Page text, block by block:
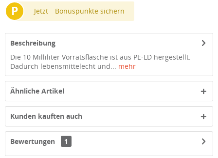
P Jetzt Bonuspunkte sichern
Beschreibung
Die 10 Milliliter Vorratsflasche ist aus PE-LD hergestellt.
Dadurch lebensmittelecht und... mehr
Ähnliche Artikel
Kunden kauften auch
Bewertungen 1